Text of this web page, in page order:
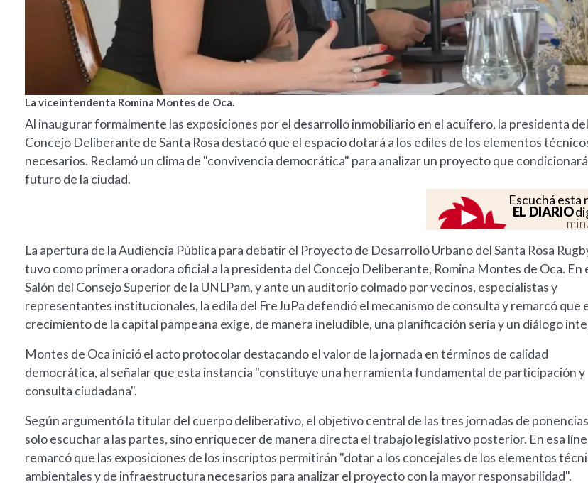
La viceintendenta Romina Montes de Oca.
Al inaugurar formalmente las exposiciones por el desarrollo inmobiliario en el acuífero, la presidenta del
Concejo Deliberante de Santa Rosa destacó que el espacio dotará a los ediles de los elementos
necesarios. Reclamó un clima de "convivencia democrática" para analizar un proyecto que
futuro de la ciudad.
Escuchá esta
EL DIARIO
La apertura de la Audiencia Pública para debatir el Proyecto de Desarrollo Urbano del Santa Rosa
tuvo como primera oradora oficial a la presidenta del Concejo Deliberante, Romina Montes de Oca. En
Salón del Consejo Superior de la UNLPam, y ante un auditorio colmado por vecinos, especialistas y
representantes institucionales, la edila del FreJuPa defendió el mecanismo de consulta y remarcó que
crecimiento de la capital pampeana exige, de manera ineludible, una planificación seria y un diálogo
Montes de Oca inició el acto protocolar destacando el valor de la jornada en términos de calidad
democrática, al señalar que esta instancia "constituye una herramienta fundamental de participación y
consulta ciudadana".
Según argumentó la titular del cuerpo deliberativo, el objetivo central de las tres jornadas de
solo escuchar a las partes, sino enriquecer de manera directa el trabajo legislativo posterior. En esa
remarcó que las exposiciones de los inscriptos permitirán "dotar a los concejales de los elementos
ambientales y de infraestructura necesarios para analizar el proyecto con la mayor responsabilidad".